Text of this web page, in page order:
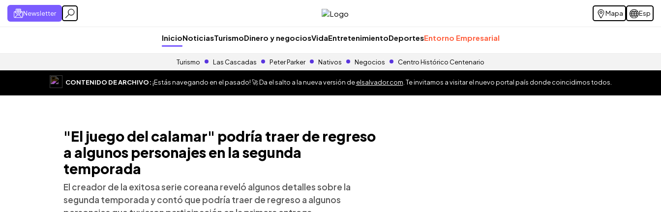
Newsletter Mapa Esp
InicioNoticiasTurismoDinero y negociosVidaEntretenimientoDeportesEntorno Empresarial
Turismo Las Cascadas Peter Parker Nativos Negocios Centro Histórico Centenario
CONTENIDO DE ARCHIVO:¡Estás navegando en el pasado! 🚀 Da el salto a la nueva versión deelsalvador.com . Te invitamos a visitar el nuevo portal país donde coincidimos todos.
"El juego del calamar" podría traer de regreso
a algunos personajes en la segunda
temporada
El creador de la exitosa serie coreana reveló algunos detalles sobre la
segunda temporada y contó que podría traer de regreso a algunos